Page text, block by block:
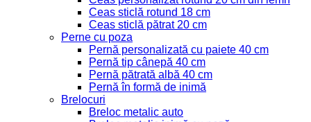
Ceas sticlă rotund 18 cm
Ceas sticlă pătrat 20 cm
Perne cu poza
Pernă personalizată cu paiete 40 cm
Pernă tip cânepă 40 cm
Pernă pătrată albă 40 cm
Pernă în formă de inimă
Brelocuri
Breloc metalic auto